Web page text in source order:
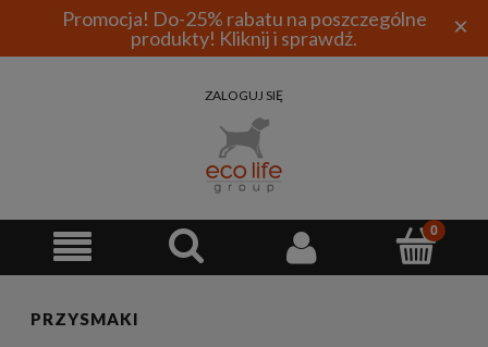
Promocja! Do-25% rabatu na poszczególne
produkty! Kliknij i sprawdź.
×
ZALOGUJ SIĘ
PRZYSMAKI